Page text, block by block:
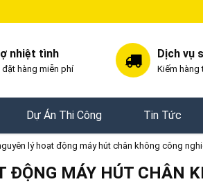
nhiệt tình
đặt hàng miễn phí
Dịch vụ
Kiếm hàng
Dự Án Thi Công Tin Tức
lý hoạt động máy hút chân không công
ĐỘNG MÁY HÚT CHÂN